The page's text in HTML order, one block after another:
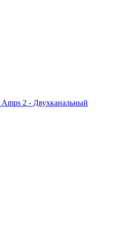
2 - Двухканальный